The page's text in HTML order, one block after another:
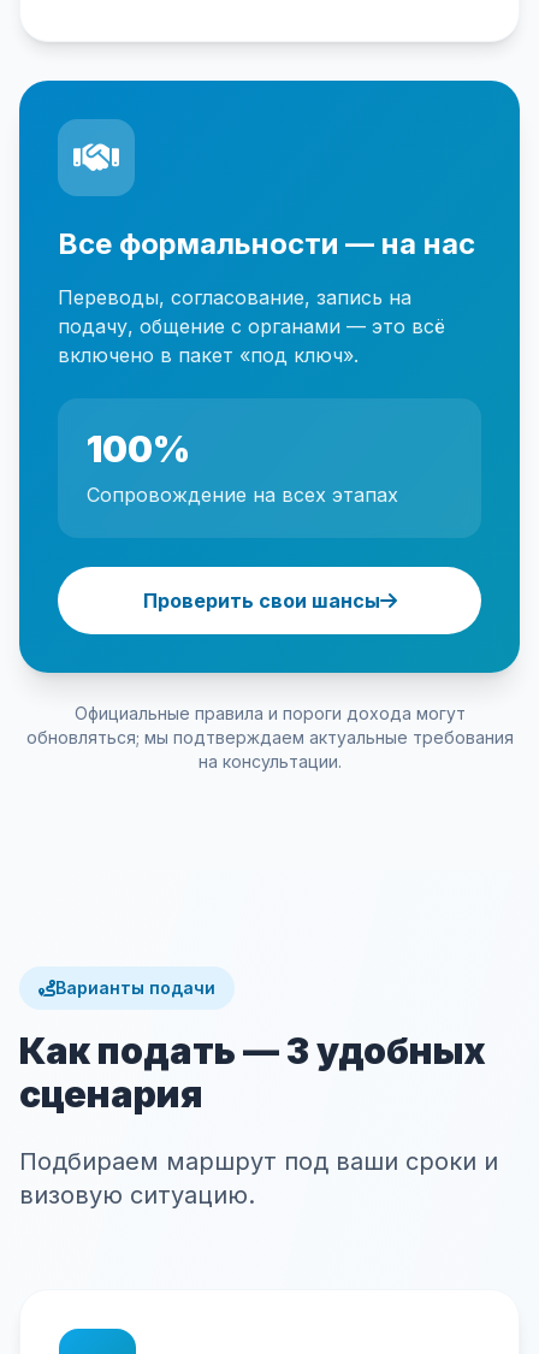
Все формальности — на нас
Переводы, согласование, запись на
подачу, общение с органами — это всё
включено в пакет «под ключ».
100%
Сопровождение на всех этапах
Проверить свои шансы
Официальные правила и пороги дохода могут
обновляться; мы подтверждаем актуальные требования
на консультации.
Варианты подачи
Как подать — 3 удобных
сценария
Подбираем маршрут под ваши сроки и
визовую ситуацию.